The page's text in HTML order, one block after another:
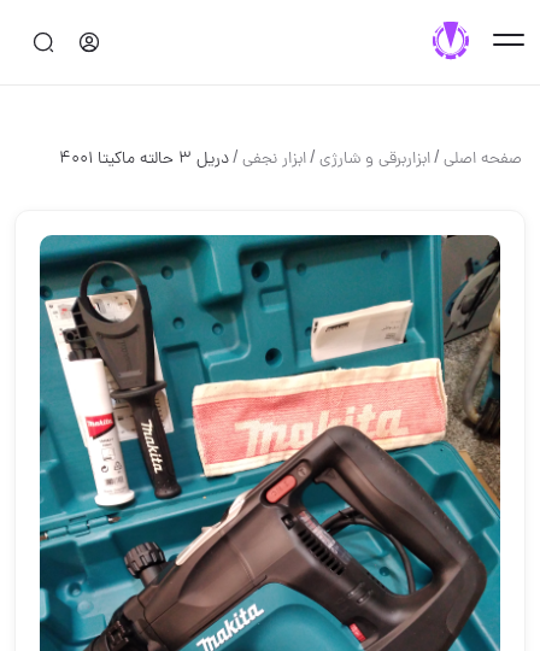
صفحه اصلی/ابزاربرقی و شارژی/ابزار نجفی/دریل ۳ حالته ماکیتا ۴۰۰۱